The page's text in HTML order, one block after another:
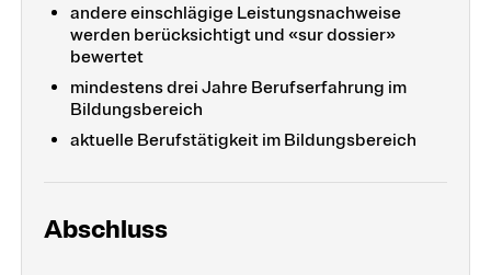
andere einschlägige Leistungsnachweise
werden berücksichtigt und «sur dossier»
bewertet
mindestens drei Jahre Berufserfahrung im
Bildungsbereich
aktuelle Berufstätigkeit im Bildungsbereich
Abschluss